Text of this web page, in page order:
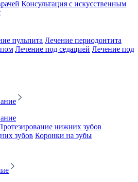
Консультация с искусственным
пульпита Лечение периодонтита
Лечение под седацией Лечение под
нижних зубов
зубов Коронки на зубы